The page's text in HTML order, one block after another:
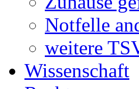
Notfelle
weitere
Wissenschaft